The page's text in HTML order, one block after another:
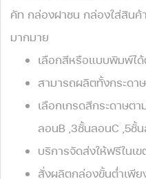
คัท กล่องฝาชน กล่องใส่สิน
มากมาย
เลือกสีหรือแบบพิมพ์ไ
สามารถผลิตทั้งกระดา
เลือกเกรดสีกระดาษต
ลอนB ,3ชั้นลอนC ,5ชั้
บริการจัดส่งให้ฟรีในเ
สั่งผลิตกล่องขั้นต่ำเพีย